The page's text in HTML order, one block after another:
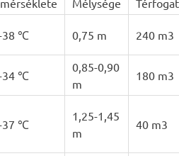
Mélysége
38 ℃ 0,75 m 240 m3
34 ℃
0,85-0,90
m
180 m3
37 ℃
1,25-1,45
m
40 m3